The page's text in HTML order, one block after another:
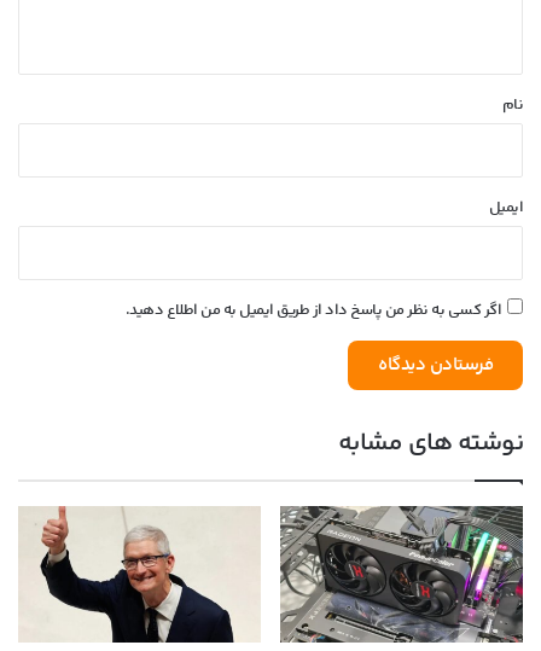
نام
ایمیل
اگر کسی به نظر من پاسخ داد از طریق ایمیل به من اطلاع دهید.
نوشته های مشابه